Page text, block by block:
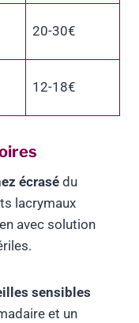
20-30€
12-18€
écrasédu
lacrymaux
avec solution
sensibles
et un